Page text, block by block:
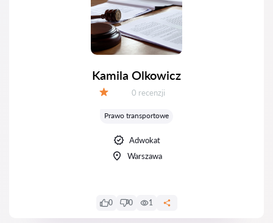
Kamila Olkowicz
Recenzji:
0 recenzji
Prawo transportowe
Adwokat
Warszawa
0 0 1